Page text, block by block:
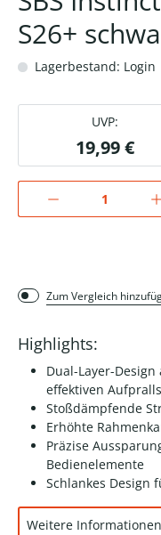
S26+
Lagerbestand: Login
UVP:
19,99 €
Zum Vergleich
Highlights:
Dual-Layer-
effektiven
Stoßdämpfende
Erhöhte
Präzise
Bedienelemente
Schlankes Design
Weitere